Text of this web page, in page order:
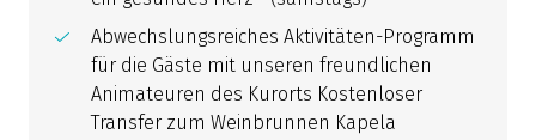
Abwechslungsreiches Aktivitäten-Programm
für die Gäste mit unseren freundlichen
Animateuren des Kurorts Kostenloser
Transfer zum Weinbrunnen Kapela